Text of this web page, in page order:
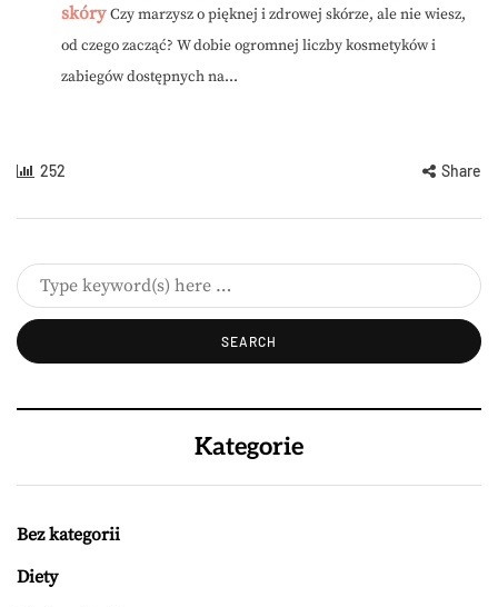
skóry Czy marzysz o pięknej i zdrowej skórze, ale nie wiesz,
od czego zacząć? W dobie ogromnej liczby kosmetyków i
zabiegów dostępnych na...
252 Share
Kategorie
Bez kategorii
Diety